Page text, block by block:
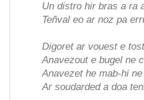
Un distro hir bras a ra
Teñval eo ar noz pa
Digoret ar vouest e
Anavezout e bugel ne
Anavezet he mab-hi
Ar soudarded a doa